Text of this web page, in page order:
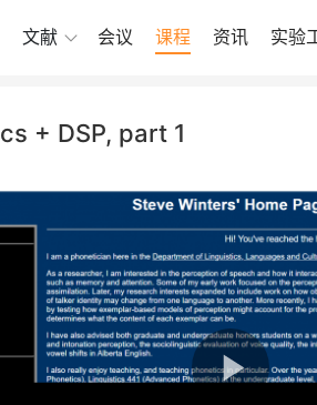
文献 会议 课程 资讯 实验
+ DSP, part 1